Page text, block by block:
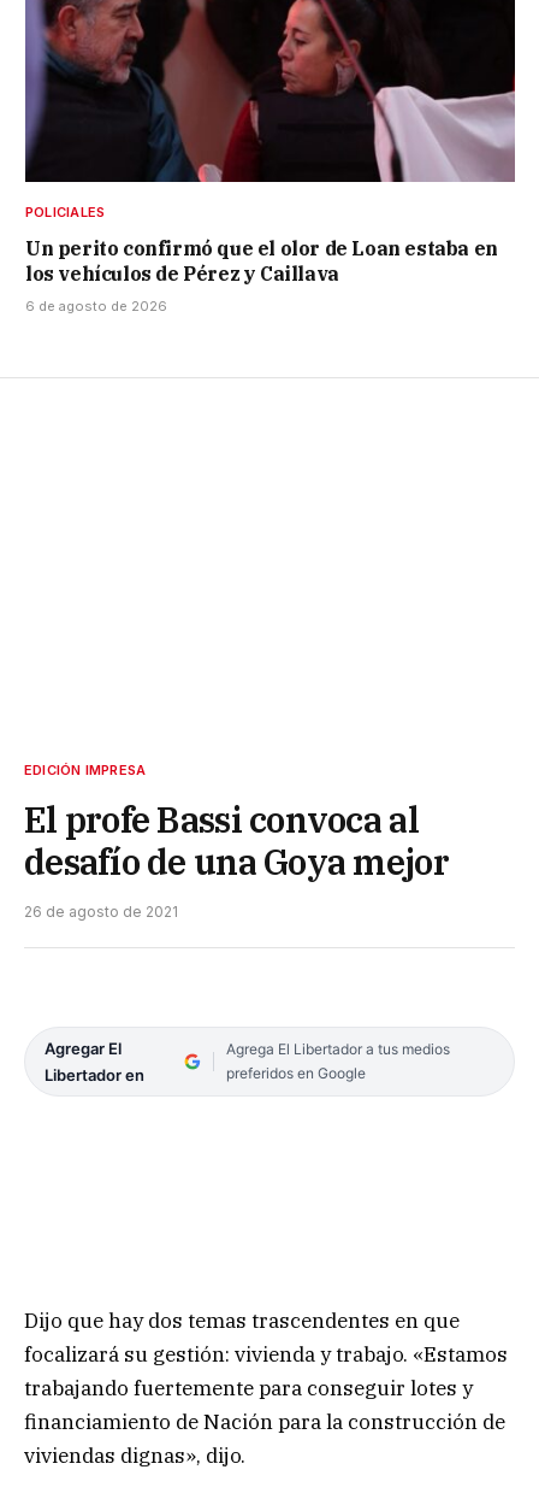
POLICIALES
Un perito confirmó que el olor de Loan estaba en
los vehículos de Pérez y Caillava
6 de agosto de 2026
EDICIÓN IMPRESA
El profe Bassi convoca al
desafío de una Goya mejor
26 de agosto de 2021
Agregar El
Libertador en
Agrega El Libertador a tus medios
preferidos en Google
Dijo que hay dos temas trascendentes en que
focalizará su gestión: vivienda y trabajo. «Estamos
trabajando fuertemente para conseguir lotes y
financiamiento de Nación para la construcción de
viviendas dignas», dijo.